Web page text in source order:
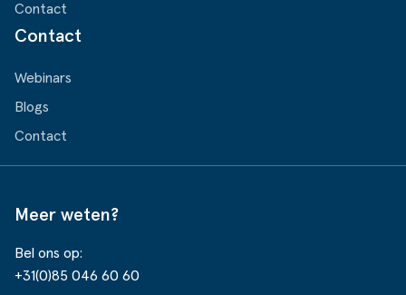
Contact
Contact
Webinars
Blogs
Contact
Meer weten?
Bel ons op:
+31(0)85 046 60 60